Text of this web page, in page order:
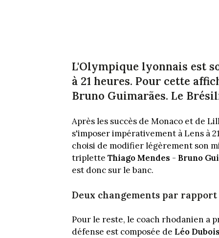
L'Olympique lyonnais est
à 21 heures. Pour cette
Bruno Guimarães. Le
Après les succès de Monaco et de
s'imposer impérativement à Lens à
choisi de modifier légèrement son
triplette Thiago Mendes - Bruno
est donc sur le banc.
Deux changements par rapport
Pour le reste, le coach rhodanien a
défense est composée de Léo Dubois